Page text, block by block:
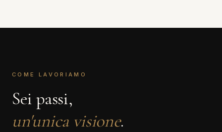
COME LAVORIAMO
Sei passi,
un'unica visione.